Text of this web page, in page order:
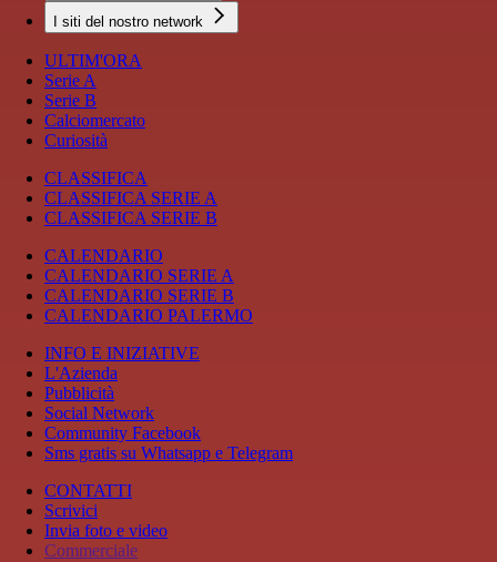
I siti del nostro network
ULTIM'ORA
Serie A
Serie B
Calciomercato
Curiosità
CLASSIFICA
CLASSIFICA SERIE A
CLASSIFICA SERIE B
CALENDARIO
CALENDARIO SERIE A
CALENDARIO SERIE B
CALENDARIO PALERMO
INFO E INIZIATIVE
L'Azienda
Pubblicità
Social Network
Community Facebook
Sms gratis su Whatsapp e Telegram
CONTATTI
Scrivici
Invia foto e video
Commerciale